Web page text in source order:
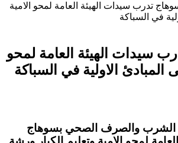
تدرب سيدات الهيئة العامة لمحو الامية
في السباكة
سيدات الهيئة العامة لمحو
المبادئ الاولية في السباكة
والصرف الصحي بسوهاج